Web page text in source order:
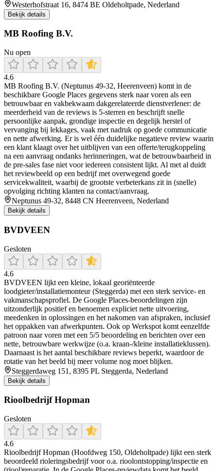
Westerhofstraat 16, 8474 BE Oldeholtpade, Nederland
Bekijk details
MB Roofing B.V.
Nu open
4.6
MB Roofing B.V. (Neptunus 49-32, Heerenveen) komt in de
beschikbare Google Places gegevens sterk naar voren als een
betrouwbaar en vakbekwaam dakgerelateerde dienstverlener: de
meerderheid van de reviews is 5-sterren en beschrijft snelle
persoonlijke aanpak, grondige inspectie en degelijk herstel of
vervanging bij lekkages, vaak met nadruk op goede communicatie
en nette afwerking. Er is wel één duidelijke negatieve review waarin
een klant klaagt over het uitblijven van een offerte/terugkoppeling
na een aanvraag ondanks herinneringen, wat de betrouwbaarheid in
de pre-sales fase niet voor iedereen consistent lijkt. Al met al duidt
het reviewbeeld op een bedrijf met overwegend goede
servicekwaliteit, waarbij de grootste verbeterkans zit in (snelle)
opvolging richting klanten na contact/aanvraag.
Neptunus 49-32, 8448 CN Heerenveen, Nederland
Bekijk details
BVDVEEN
Gesloten
4.6
BVDVEEN lijkt een kleine, lokaal georiënteerde
loodgieter/installatiemonteur (Steggerda) met een sterk service- en
vakmanschapsprofiel. De Google Places-beoordelingen zijn
uitzonderlijk positief en benoemen expliciet nette uitvoering,
meedenken in oplossingen en het nakomen van afspraken, inclusief
het oppakken van afwerkpunten. Ook op Werkspot komt eenzelfde
patroon naar voren met een 5/5 beoordeling en berichten over een
nette, betrouwbare werkwijze (o.a. kraan-/kleine installatieklussen).
Daarnaast is het aantal beschikbare reviews beperkt, waardoor de
rotatie van het beeld bij meer volume nog moet blijken.
Steggerdaweg 151, 8395 PL Steggerda, Nederland
Bekijk details
Rioolbedrijf Hopman
Gesloten
4.6
Rioolbedrijf Hopman (Hoofdweg 150, Oldeholtpade) lijkt een sterk
beoordeeld rioleringsbedrijf voor o.a. rioolontstopping/inspectie en